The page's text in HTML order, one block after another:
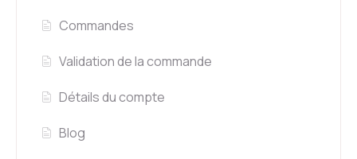
Commandes
Validation de la commande
Détails du compte
Blog